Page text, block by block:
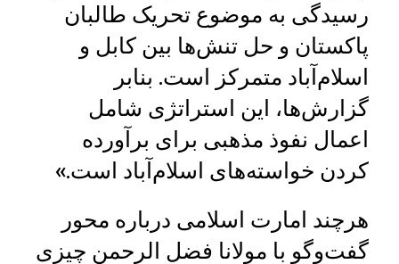
رسیدگی به موضوع تحریک طالبان
پاکستان و حل تنش‌ها بین کابل و
اسلام‌آباد متمرکز است. بنابر
گزارش‌ها، این استراتژی شامل
اعمال نفوذ مذهبی برای برآورده
کردن خواسته‌های اسلام‌آباد است.»
هرچند امارت اسلامی درباره محور
گفت‌وگو با مولانا فضل الرحمن چیزی